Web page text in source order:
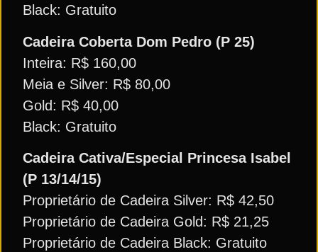
Black: Gratuito
Cadeira Coberta Dom Pedro (P 25)
Inteira: R$ 160,00
Meia e Silver: R$ 80,00
Gold: R$ 40,00
Black: Gratuito
Cadeira Cativa/Especial Princesa Isabel
(P 13/14/15)
Proprietário de Cadeira Silver: R$ 42,50
Proprietário de Cadeira Gold: R$ 21,25
Proprietário de Cadeira Black: Gratuito